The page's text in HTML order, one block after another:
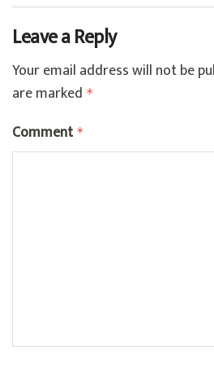
Leave a Reply
Your email address will not be
are marked *
Comment *